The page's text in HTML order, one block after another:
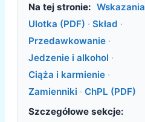
Na tej stronie: Wskazania
Ulotka (PDF) · Skład ·
Przedawkowanie ·
Jedzenie i alkohol ·
Ciąża i karmienie ·
Zamienniki · ChPL (PDF)
Szczegółowe sekcje: